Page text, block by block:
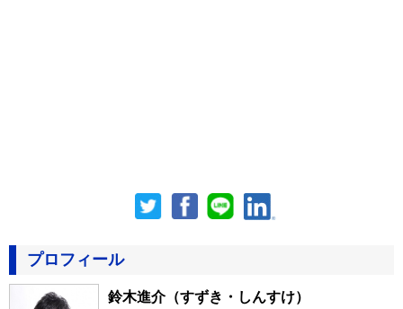
プロフィール
鈴木進介（すずき・しんすけ）